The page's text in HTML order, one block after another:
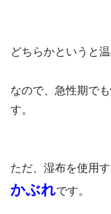
どちらかというと
なので、急性期で
す。
ただ、湿布を使用
かぶれです。